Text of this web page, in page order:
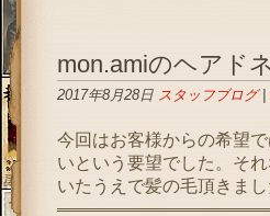
mon.amiのヘアド
2017年8月28日 スタッフブログ|
今回はお客様からの希望
いという要望でした。そ
いたうえで髪の毛頂きま